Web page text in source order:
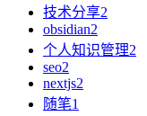
技术分享2
obsidian2
个人知识管理2
seo2
nextjs2
随笔1